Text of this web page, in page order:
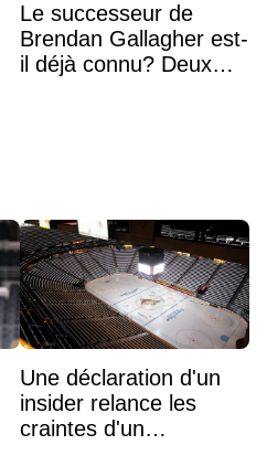
Le successeur de
Brendan Gallagher est-
il déjà connu? Deux
Une déclaration d'un
insider relance les
craintes d'un